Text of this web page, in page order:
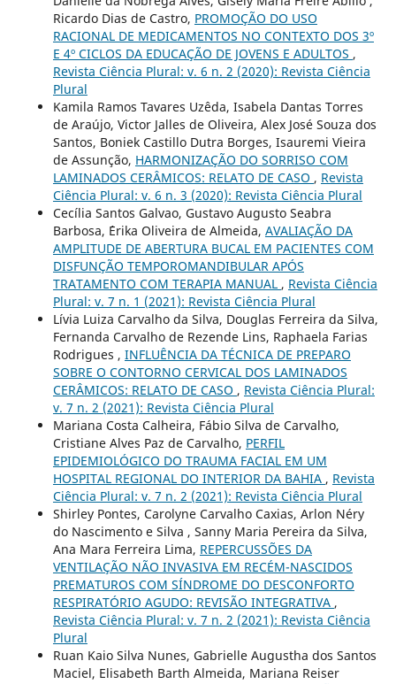
Ricardo Dias de Castro, PROMOÇÃO DO USO
RACIONAL DE MEDICAMENTOS NO CONTEXTO DOS 3º
E 4º CICLOS DA EDUCAÇÃO DE JOVENS E ADULTOS ,
Revista Ciência Plural: v. 6 n. 2 (2020): Revista Ciência
Plural
Kamila Ramos Tavares Uzêda, Isabela Dantas Torres
de Araújo, Victor Jalles de Oliveira, Alex José Souza dos
Santos, Boniek Castillo Dutra Borges, Isauremi Vieira
de Assunção, HARMONIZAÇÃO DO SORRISO COM
LAMINADOS CERÂMICOS: RELATO DE CASO , Revista
Ciência Plural: v. 6 n. 3 (2020): Revista Ciência Plural
Cecília Santos Galvao, Gustavo Augusto Seabra
Barbosa, ´Erika Oliveira de Almeida, AVALIAÇÃO DA
AMPLITUDE DE ABERTURA BUCAL EM PACIENTES COM
DISFUNÇÃO TEMPOROMANDIBULAR APÓS
TRATAMENTO COM TERAPIA MANUAL , Revista Ciência
Plural: v. 7 n. 1 (2021): Revista Ciência Plural
Lívia Luiza Carvalho da Silva, Douglas Ferreira da Silva,
Fernanda Carvalho de Rezende Lins, Raphaela Farias
Rodrigues , INFLUÊNCIA DA TÉCNICA DE PREPARO
SOBRE O CONTORNO CERVICAL DOS LAMINADOS
CERÂMICOS: RELATO DE CASO , Revista Ciência Plural:
v. 7 n. 2 (2021): Revista Ciência Plural
Mariana Costa Calheira, Fábio Silva de Carvalho,
Cristiane Alves Paz de Carvalho, PERFIL
EPIDEMIOLÓGICO DO TRAUMA FACIAL EM UM
HOSPITAL REGIONAL DO INTERIOR DA BAHIA , Revista
Ciência Plural: v. 7 n. 2 (2021): Revista Ciência Plural
Shirley Pontes, Carolyne Carvalho Caxias, Arlon Néry
do Nascimento e Silva , Sanny Maria Pereira da Silva,
Ana Mara Ferreira Lima, REPERCUSSÕES DA
VENTILAÇÃO NÃO INVASIVA EM RECÉM-NASCIDOS
PREMATUROS COM SÍNDROME DO DESCONFORTO
RESPIRATÓRIO AGUDO: REVISÃO INTEGRATIVA ,
Revista Ciência Plural: v. 7 n. 2 (2021): Revista Ciência
Plural
Ruan Kaio Silva Nunes, Gabrielle Augustha dos Santos
Maciel, Elisabeth Barth Almeida, Mariana Reiser